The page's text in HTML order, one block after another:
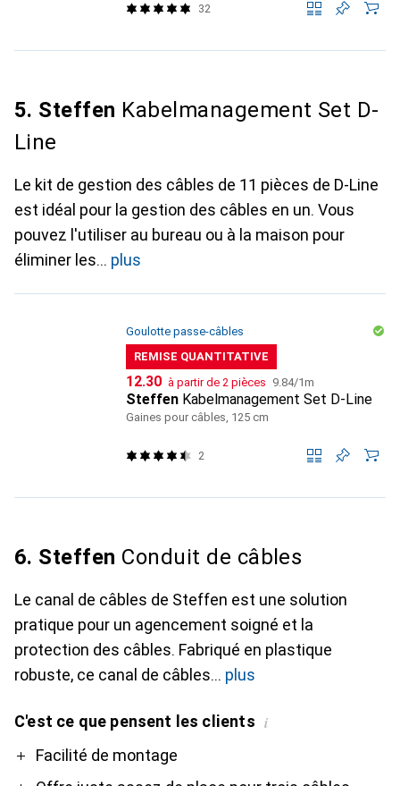
32
5. Steffen Kabelmanagement Set D-
Line
Le kit de gestion des câbles de 11 pièces de D-Line
est idéal pour la gestion des câbles en un. Vous
pouvez l'utiliser au bureau ou à la maison pour
éliminer les
plus
Goulotte passe-câbles
REMISE QUANTITATIVE
CHF
12.30 à partir de 2 pièces CHF
9.84/1m
Steffen Kabelmanagement Set D-Line
Gaines pour câbles, 125 cm
2
6. Steffen Conduit de câbles
Le canal de câbles de Steffen est une solution
pratique pour un agencement soigné et la
protection des câbles. Fabriqué en plastique
robuste, ce canal de câbles
plus
C'est ce que pensent les clients i
ProFacilité de montage
Contre